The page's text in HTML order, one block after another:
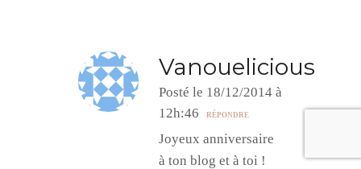
Vanouelicious
Posté le 18/12/2014 à
12h:46
RÉPONDRE
Joyeux anniversaire
à ton blog et à toi !